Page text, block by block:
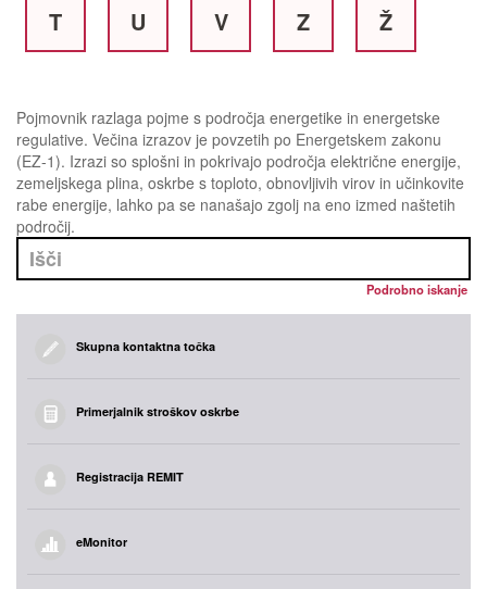
T U V Z Ž
Pojmovnik razlaga pojme s področja energetike in energetske
regulative. Večina izrazov je povzetih po Energetskem zakonu
(EZ-1). Izrazi so splošni in pokrivajo področja električne energije,
zemeljskega plina, oskrbe s toploto, obnovljivih virov in učinkovite
rabe energije, lahko pa se nanašajo zgolj na eno izmed naštetih
področij.
Podrobno iskanje
Skupna kontaktna točka
Primerjalnik stroškov oskrbe
Registracija REMIT
eMonitor